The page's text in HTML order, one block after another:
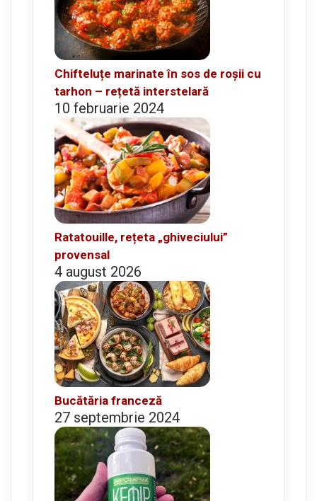
Chifteluțe marinate în sos de roșii cu
tarhon – rețetă interstelară
10 februarie 2024
Ratatouille, rețeta „ghiveciului”
provensal
4 august 2026
Bucătăria franceză
27 septembrie 2024